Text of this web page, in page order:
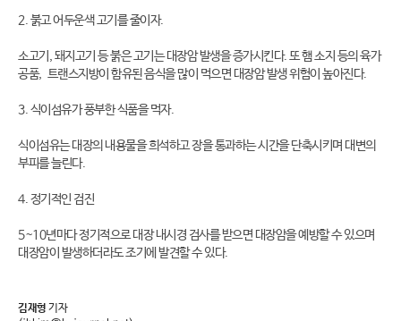
2. 붉고 어두운색 고기를 줄이자.
소고기, 돼지고기 등 붉은 고기는 대장암 발생을 증가시킨다. 또 햄 소지 등의 육가
공품, 트랜스지방이 함유된 음식을 많이 먹으면 대장암 발생 위험이 높아진다.
3. 식이섬유가 풍부한 식품을 먹자.
식이섬유는 대장의 내용물을 희석하고 장을 통과하는 시간을 단축시키며 대변의
부피를 늘린다.
4. 정기적인 검진
5~10년마다 정기적으로 대장 내시경 검사를 받으면 대장암을 예방할 수 있으며
대장암이 발생하더라도 조기에 발견할 수 있다.
김재형 기자